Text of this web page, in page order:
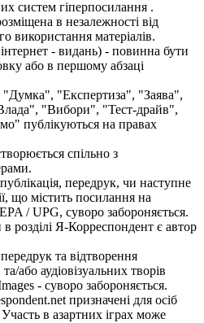
систем гіперпосилання .
в незалежності від
використання матеріалів.
- видань) - повинна бути
або в першому абзаці
"Експертиза", "Заява",
"Вибори", "Тест-драйв",
публікуються на правах
спільно з
передрук, чи наступне
що містить посилання на
/ UPG, суворо забороняється.
розділі Я-Корреспондент є автор
та відтворення
або аудіовізуальних творів
- суворо забороняється.
призначені для осіб
в азартних іграх може